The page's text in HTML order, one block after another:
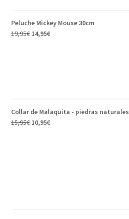
Peluche Mickey Mouse 30cm
19,95€ 14,95€
Collar de Malaquita - piedras naturales
15,95€ 10,95€